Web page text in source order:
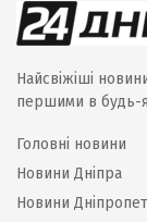
Найсвіжіші
першими в будь-
Головні новини
Новини Дніпра
Новини